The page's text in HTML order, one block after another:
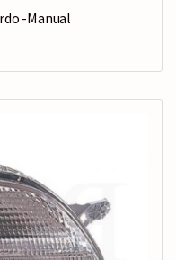
-Manual